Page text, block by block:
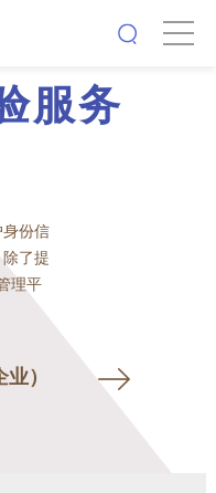
服务
身份信
了提
理平
）